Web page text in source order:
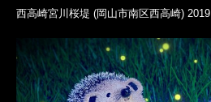
西高崎宮川桜堤 (岡山市南区西高崎) 2019